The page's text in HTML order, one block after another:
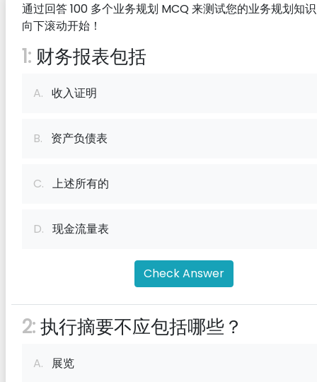
通过回答 100 多个业务规划 MCQ 来测试您的业务规划知
向下滚动开始！
1: 财务报表包括
A. 收入证明
B. 资产负债表
C. 上述所有的
D. 现金流量表
Check Answer
2:执行摘要不应包括哪些？
A. 展览